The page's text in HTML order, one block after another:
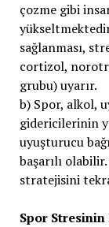
çozme gibi
sağlanması,
cortizol,
grubu) uyarır.
b) Spor, alkol,
gidericilerinin
uyuşturucu
başarılı
stratejisini
Spor Stresinin